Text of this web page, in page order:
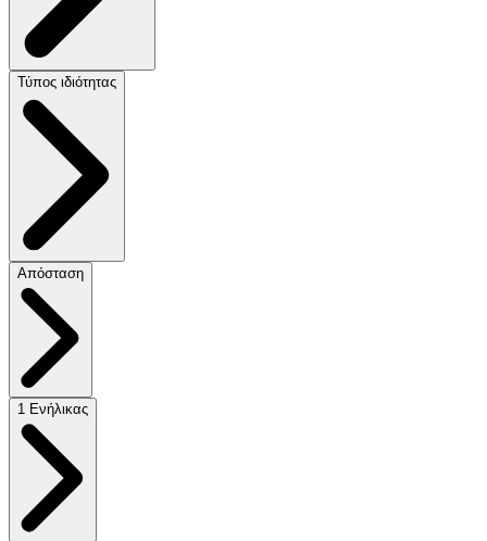
Τύπος ιδιότητας
Απόσταση
1 Ενήλικας